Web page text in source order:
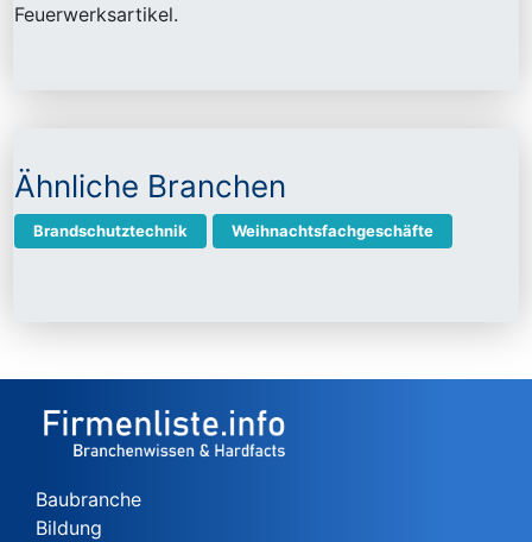
Feuerwerksartikel.
Ähnliche Branchen
Brandschutztechnik Weihnachtsfachgeschäfte
Baubranche
Bildung